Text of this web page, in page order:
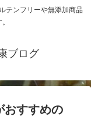
テンフリーや無添加商品
ブログ
おすすめの